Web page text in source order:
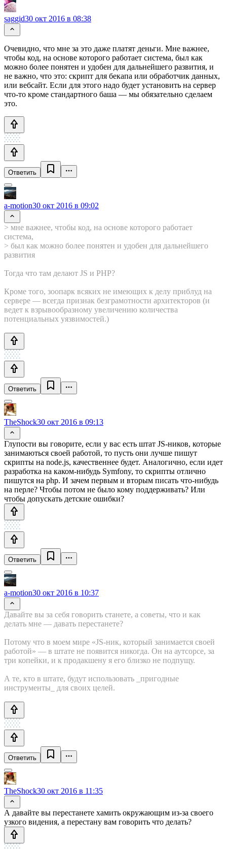
saggid30 окт 2016 в 08:38
Очевидно, что мне за это даже платят деньги. Мне важнее,
чтобы код, на основе которого работает система, был как
можно более понятен и удобен для дальнейшего развития, и
не важно, что это: скрипт для бекапа или обработчик данных,
или вебсайт. Если для этого надо будет установить на сервер
что-то кроме стандартного баша — мы обязательно сделаем
это.
Ответить
a-motion30 окт 2016 в 09:02
> мне важнее, чтобы код, на основе которого работает
система,
> был как можно более понятен и удобен для дальнейшего
развития
Тогда что там делают JS и PHP?
Кроме того, зоопарк всяких не имеющих к делу приблуд на
сервере — всегда признак безграмотности архитекторов (и
ведет к взрывообразному увеличению количества
потенциальных уязвимостей.)
Ответить
TheShock30 окт 2016 в 09:13
Глупости вы говорите, если у вас есть штат JS-ников, которые
занимаються своей работой, то пусть они лучше пишут
скрипты на node.js, качественнее будет. Аналогично, если идет
разработка на каком-нибудь Symfony, то скрипты отлично
пишутся на php. И зачем первым и вторым писать что-нибудь
на перле? Чтобы потом не было кому поддерживать? Или
чтобы допускать детские ошибки?
Ответить
a-motion30 окт 2016 в 10:37
Давайте вы за себя говорить станете, а советы, что и как
делать мне — давать перестанете?
Потому что в моем мире «JS-ник, который занимается своей
работой» — в штате не появится никогда. Он на аутсорсе, за
три копейки, и к продакшену я его близко не подпущу.
А те, кто в штате, будут использовать _пригодные
инструменты_ для своих целей.
Ответить
TheShock30 окт 2016 в 11:35
А давайте вы перестанете хамить окружающим из-за своего
узкого видения, а перестану вам говорить что делать?